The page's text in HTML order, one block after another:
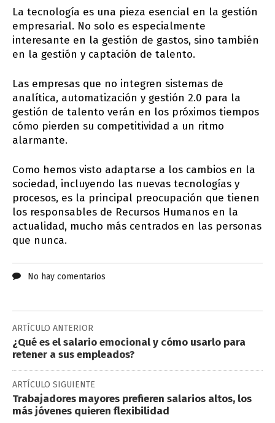
La tecnología es una pieza esencial en la gestión
empresarial. No solo es especialmente
interesante en la gestión de gastos, sino también
en la gestión y captación de talento.
Las empresas que no integren sistemas de
analítica, automatización y gestión 2.0 para la
gestión de talento verán en los próximos tiempos
cómo pierden su competitividad a un ritmo
alarmante.
Como hemos visto adaptarse a los cambios en la
sociedad, incluyendo las nuevas tecnologías y
procesos, es la principal preocupación que tienen
los responsables de Recursos Humanos en la
actualidad, mucho más centrados en las personas
que nunca.
No hay comentarios
ARTÍCULO ANTERIOR
¿Qué es el salario emocional y cómo usarlo para
retener a sus empleados?
ARTÍCULO SIGUIENTE
Trabajadores mayores prefieren salarios altos, los
más jóvenes quieren flexibilidad